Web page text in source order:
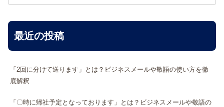
最近の投稿
「2回に分けて送ります」とは？ビジネスメールや敬語の使い方を徹
底解釈
「〇時に帰社予定となっております」とは？ビジネスメールや敬語の